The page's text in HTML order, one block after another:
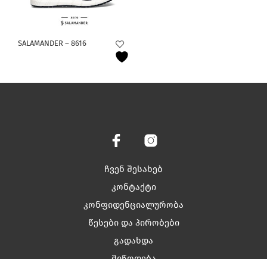
SALAMANDER – 8616
product
has
variants.
be
chosen
the
product
ჩვენ შესახებ
კონტაქტი
კონფიდენციალურობა
წესები და პირობები
გადახდა